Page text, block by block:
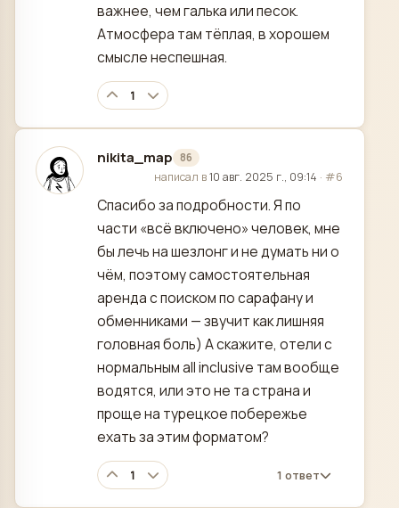
важнее, чем галька или песок.
Атмосфера там тёплая, в хорошем
смысле неспешная.
1
nikita_map 86
отредактировано
написал в10 авг. 2025 г., 09:14 · #6
Спасибо за подробности. Я по
части «всё включено» человек, мне
бы лечь на шезлонг и не думать ни о
чём, поэтому самостоятельная
аренда с поиском по сарафану и
обменниками — звучит как лишняя
головная боль) А скажите, отели с
нормальным all inclusive там вообще
водятся, или это не та страна и
проще на турецкое побережье
ехать за этим форматом?
1 1 ответ